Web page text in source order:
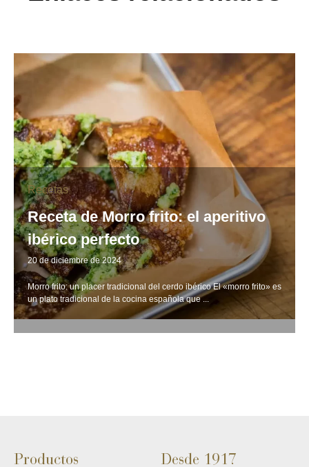
Recetas
Receta de Morro frito: el aperitivo
ibérico perfecto
20 de diciembre de 2024
Morro frito: un placer tradicional del cerdo ibérico El «morro frito» es
un plato tradicional de la cocina española que ...
Productos Desde 1917